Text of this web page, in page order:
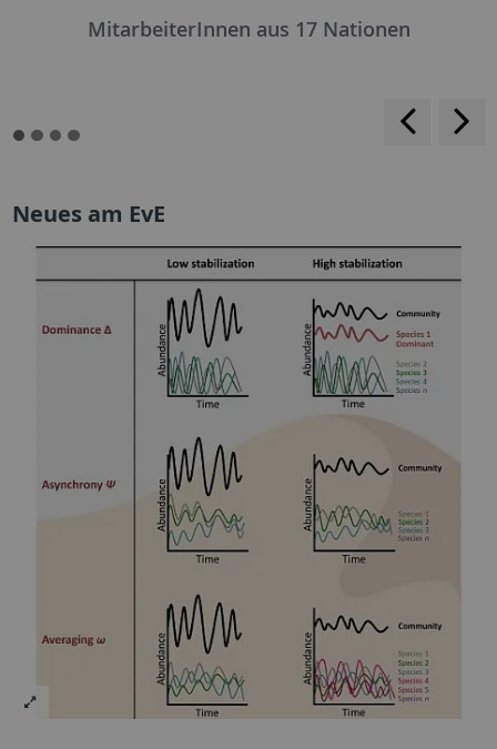
MitarbeiterInnen aus 17 Nationen
Neues am EvE